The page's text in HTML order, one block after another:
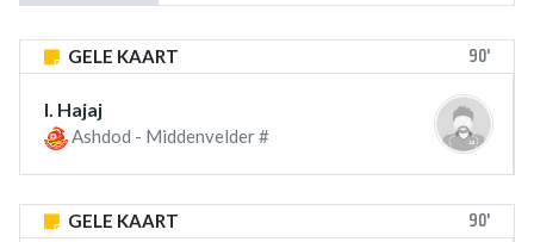
GELE KAART 90'
I. Hajaj
Ashdod - Middenvelder #
GELE KAART 90'